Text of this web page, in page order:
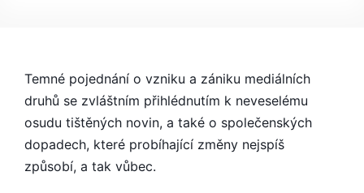
NOVÁ
TEMNÁ
ESEJ
NEJISTÉ
BUDOUCNOSTI
Temné pojednání o vzniku a zániku mediálních
druhů se zvláštním přihlédnutím k neveselému
osudu tištěných novin, a také o společenských
dopadech, které probíhající změny nejspíš
způsobí, a tak vůbec.